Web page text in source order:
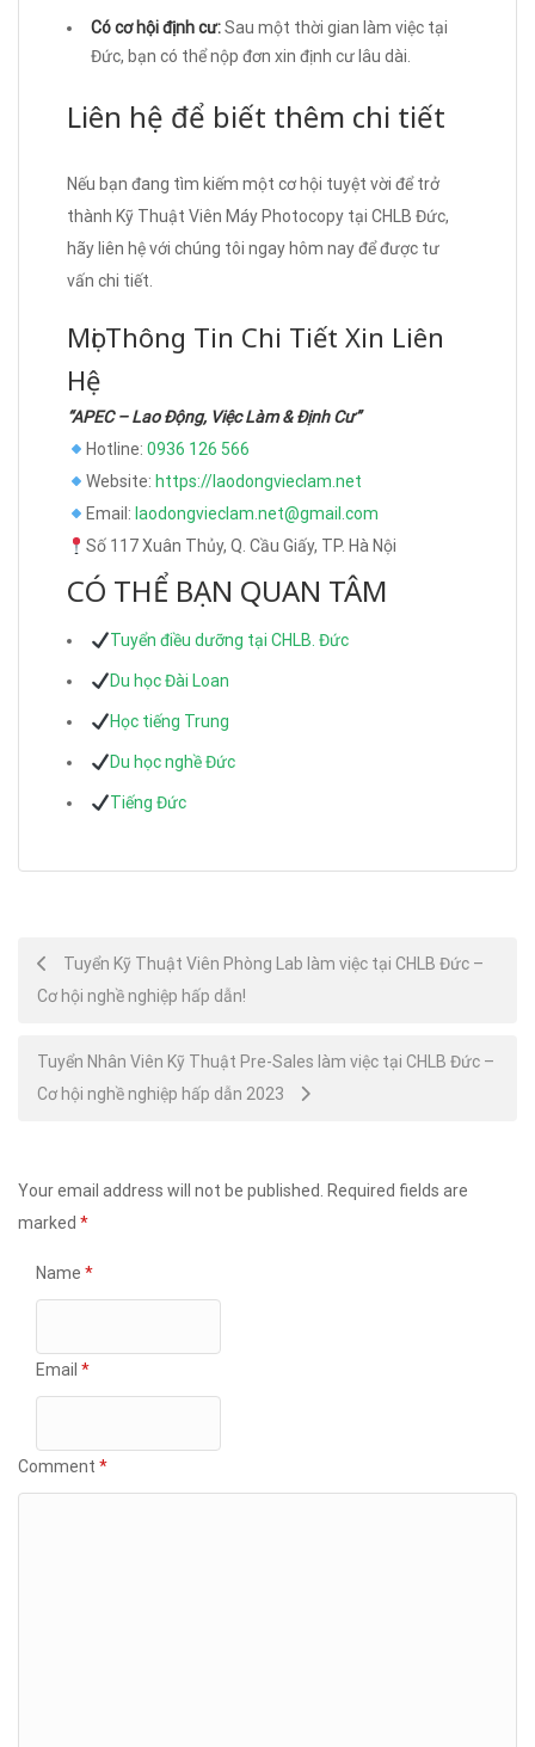
Có cơ hội định cư:Sau một thời gian làm việc tại
Đức, bạn có thể nộp đơn xin định cư lâu dài.
Liên hệ để biết thêm chi tiết
Nếu bạn đang tìm kiếm một cơ hội tuyệt vời để trở
thành Kỹ Thuật Viên Máy Photocopy tại CHLB Đức,
hãy liên hệ với chúng tôi ngay hôm nay để được tư
vấn chi tiết.
Mọi Thông Tin Chi Tiết Xin Liên
Hệ
“APEC – Lao Động, Việc Làm & Định Cư”
Hotline: 0936 126 566
Website: https://laodongvieclam.net
Email: laodongvieclam.net@gmail.com
Số 117 Xuân Thủy, Q. Cầu Giấy, TP. Hà Nội
CÓ THỂ BẠN QUAN TÂM
Tuyển điều dưỡng tại CHLB. Đức
Du học Đài Loan
Học tiếng Trung
Du học nghề Đức
Tiếng Đức
Post
navigation
Tuyển Kỹ Thuật Viên Phòng Lab làm việc tại CHLB Đức –
Cơ hội nghề nghiệp hấp dẫn!
Tuyển Nhân Viên Kỹ Thuật Pre-Sales làm việc tại CHLB Đức –
Cơ hội nghề nghiệp hấp dẫn 2023
Your email address will not be published. Required fields are
marked *
Name *
Email *
Comment *